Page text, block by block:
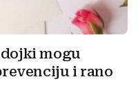
mogu
i rano